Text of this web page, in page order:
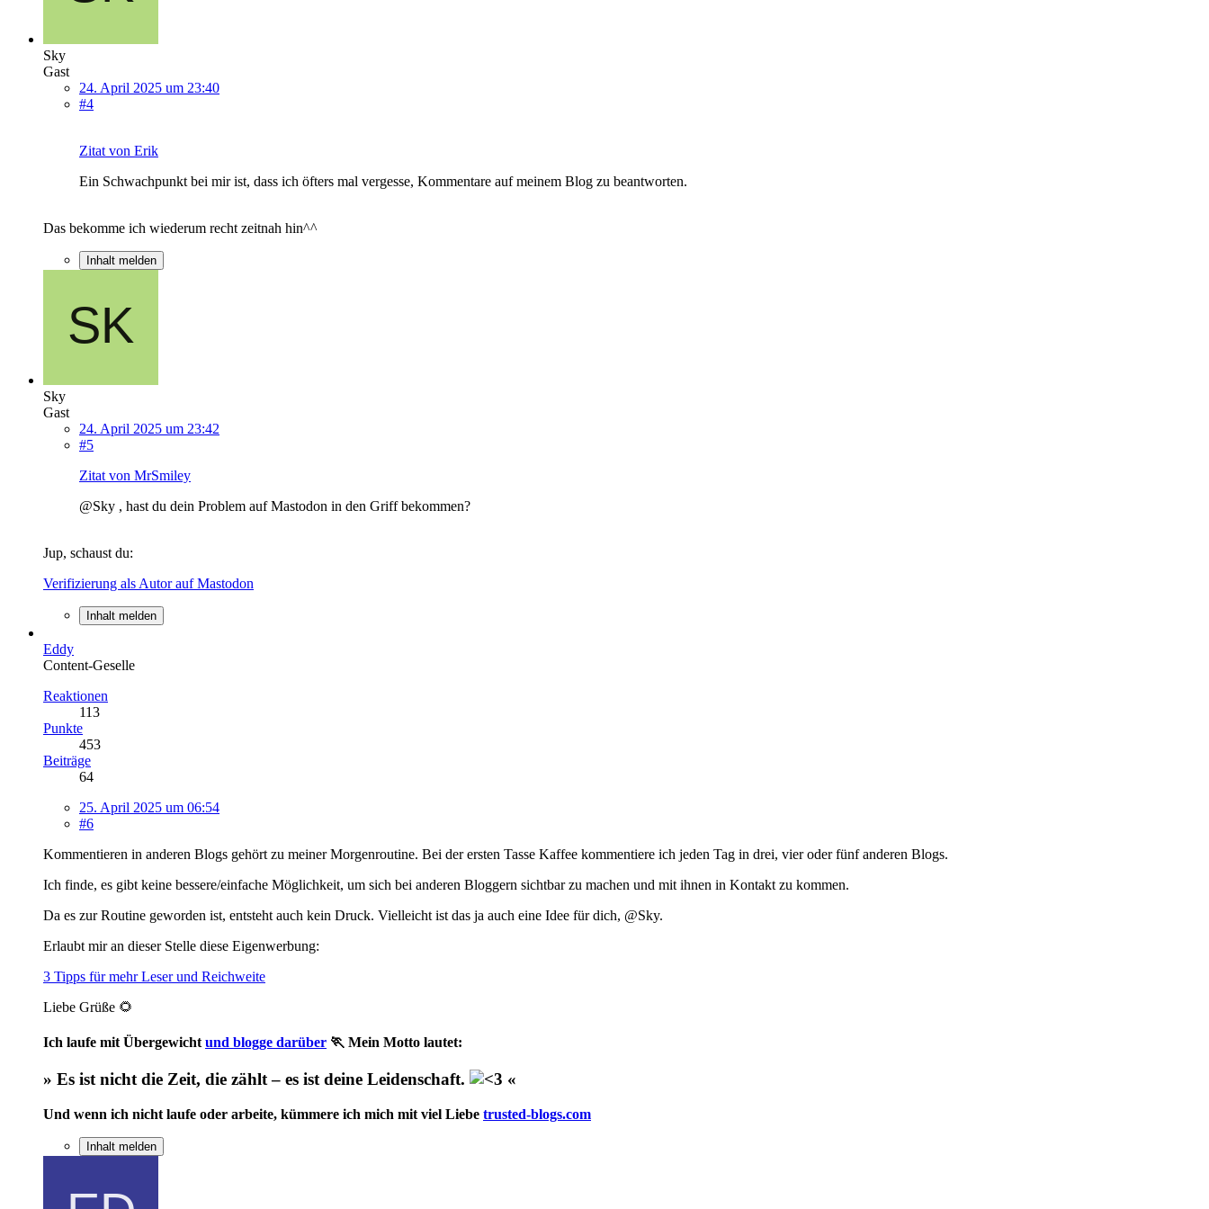
Sky
Gast
24. April 2025 um 23:40
#4
Zitat von Erik
Ein Schwachpunkt bei mir ist, dass ich öfters mal vergesse, Kommentare auf meinem Blog zu beantworten.
Das bekomme ich wiederum recht zeitnah hin^^
Inhalt melden
Sky
Gast
24. April 2025 um 23:42
#5
Zitat von MrSmiley
@Sky , hast du dein Problem auf Mastodon in den Griff bekommen?
Jup, schaust du:
Verifizierung als Autor auf Mastodon
Inhalt melden
Eddy
Content-Geselle
Reaktionen
113
Punkte
453
Beiträge
64
25. April 2025 um 06:54
#6
Kommentieren in anderen Blogs gehört zu meiner Morgenroutine. Bei der ersten Tasse Kaffee kommentiere ich jeden Tag in drei, vier oder fünf anderen Blogs.
Ich finde, es gibt keine bessere/einfache Möglichkeit, um sich bei anderen Bloggern sichtbar zu machen und mit ihnen in Kontakt zu kommen.
Da es zur Routine geworden ist, entsteht auch kein Druck. Vielleicht ist das ja auch eine Idee für dich, @Sky.
Erlaubt mir an dieser Stelle diese Eigenwerbung:
3 Tipps für mehr Leser und Reichweite
Liebe Grüße 🌻
Ich laufe mit Übergewicht und blogge darüber 🏃 Mein Motto lautet:
» Es ist nicht die Zeit, die zählt – es ist deine Leidenschaft. «
Und wenn ich nicht laufe oder arbeite, kümmere ich mich mit viel Liebe trusted-blogs.com
Inhalt melden